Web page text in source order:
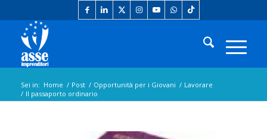
Sei in: Home / Post / Opportunità per i Giovani / Lavorare
/ Il passaporto ordinario